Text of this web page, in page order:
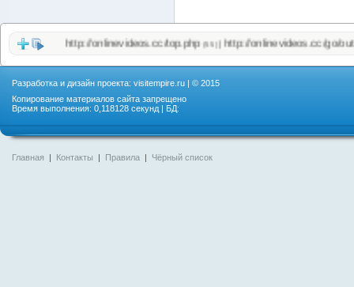
http://onlinevideos.cc/top.php(55)|http://onlinevideos.cc/go/out.php
Разработка и дизайн проекта: visitempire.ru | © 2015
Копирование материалов сайта запрещено
Время выполнения: 0,118128 секунд | БД:
Главная | Контакты | Правила | Чёрный список